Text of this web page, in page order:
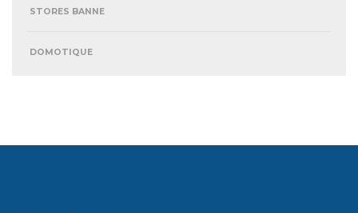
STORES BANNE
DOMOTIQUE